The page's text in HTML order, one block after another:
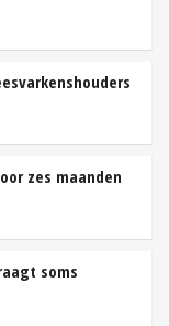
zes maanden
soms